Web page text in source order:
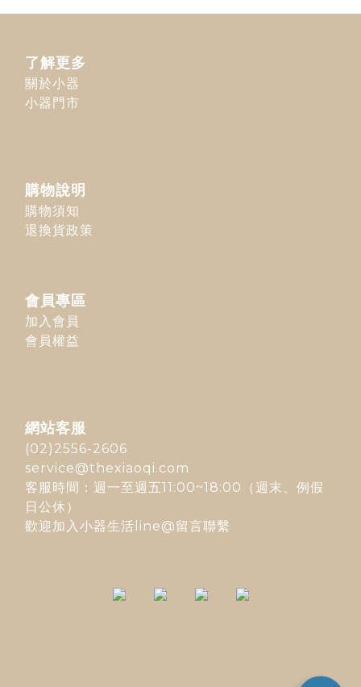
了解更多
關於小器
小器門市
購物說明
購物須知
退換貨政策
會員專區
加入會員
會員權益
網站客服
(02)2556-2606
service@thexiaoqi.com
客服時間：週一至週五11:00~18:00（週末、例假
日公休）
歡迎加入 小器生活line@留言聯繫